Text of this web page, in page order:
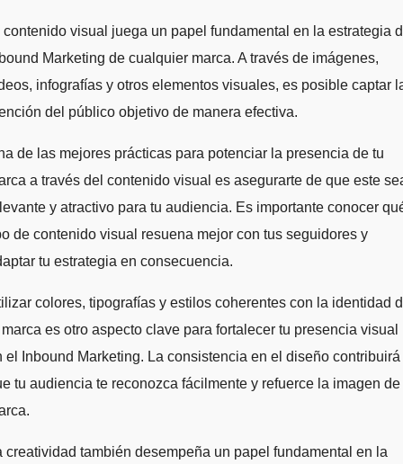
contenido visual juega un papel fundamental en la estrategia
Marketing de cualquier marca. A través de imágenes,
infografías y otros elementos visuales, es posible captar
del público objetivo de manera efectiva.
de las mejores prácticas para potenciar la presencia de tu
a través del contenido visual es asegurarte de que este
y atractivo para tu audiencia. Es importante conocer
de contenido visual resuena mejor con tus seguidores y
tu estrategia en consecuencia.
colores, tipografías y estilos coherentes con la identidad
es otro aspecto clave para fortalecer tu presencia visual
el Inbound Marketing. La consistencia en el diseño contribuirá
tu audiencia te reconozca fácilmente y refuerce la imagen de
creatividad también desempeña un papel fundamental en la